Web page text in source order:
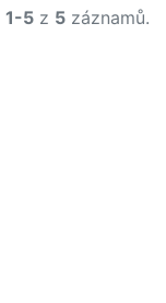
1-5 z 5 záznamů.